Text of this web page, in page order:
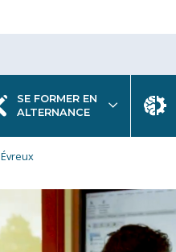
SE FORMER EN
ALTERNANCE
Évreux